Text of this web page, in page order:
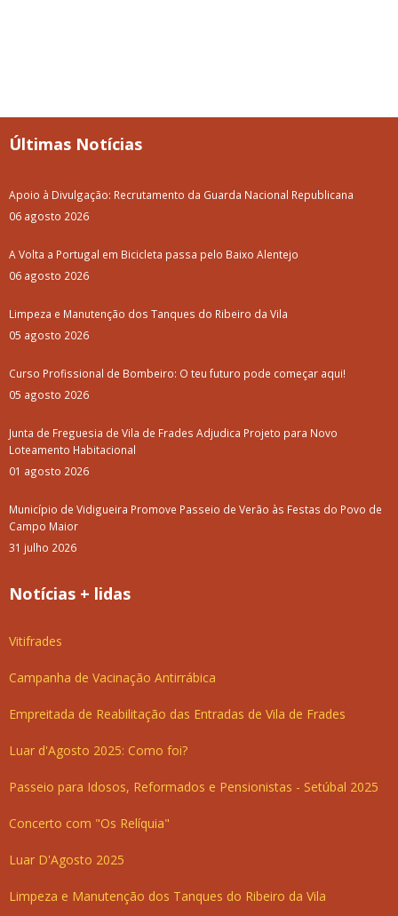
Últimas Notícias
Apoio à Divulgação: Recrutamento da Guarda Nacional Republicana
06 agosto 2026
A Volta a Portugal em Bicicleta passa pelo Baixo Alentejo
06 agosto 2026
Limpeza e Manutenção dos Tanques do Ribeiro da Vila
05 agosto 2026
Curso Profissional de Bombeiro: O teu futuro pode começar aqui!
05 agosto 2026
Junta de Freguesia de Vila de Frades Adjudica Projeto para Novo
Loteamento Habitacional
01 agosto 2026
Município de Vidigueira Promove Passeio de Verão às Festas do Povo de
Campo Maior
31 julho 2026
Notícias + lidas
Vitifrades
Campanha de Vacinação Antirrábica
Empreitada de Reabilitação das Entradas de Vila de Frades
Luar d'Agosto 2025: Como foi?
Passeio para Idosos, Reformados e Pensionistas - Setúbal 2025
Concerto com "Os Relíquia"
Luar D'Agosto 2025
Limpeza e Manutenção dos Tanques do Ribeiro da Vila